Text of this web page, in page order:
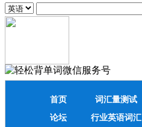
首页 词汇量测试
论坛
行业英语词汇